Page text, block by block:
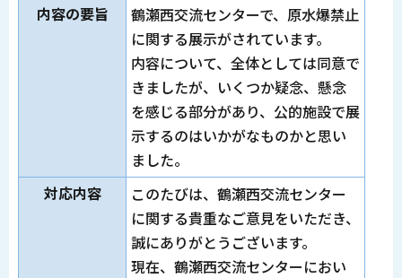
内容の要旨
鶴瀬西交流センターで、原水爆禁止
に関する展示がされています。
内容について、全体としては同意で
きましたが、いくつか疑念、懸念
を感じる部分があり、公的施設で展
示するのはいかがなものかと思い
ました。
対応内容
このたびは、鶴瀬西交流センター
に関する貴重なご意見をいただき、
誠にありがとうございます。
現在、鶴瀬西交流センターにおい